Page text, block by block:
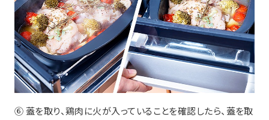
⑥ 蓋を取り、鶏肉に火が入っていることを確認したら、蓋を取